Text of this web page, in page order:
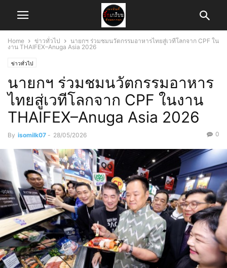
Home ข่าวทั่วไป
นายกฯ ร่วมชมนวัตกรรมอาหารไทยสู่เวทีโลกจาก CPF ใน
งาน THAIFEX–Anuga Asia 2026
ข่าวทั่วไป
นายกฯ ร่วมชมนวัตกรรมอาหาร
ไทยสู่เวทีโลกจาก CPF ในงาน
THAIFEX–Anuga Asia 2026
By isomilk07 - 28/05/2026 0